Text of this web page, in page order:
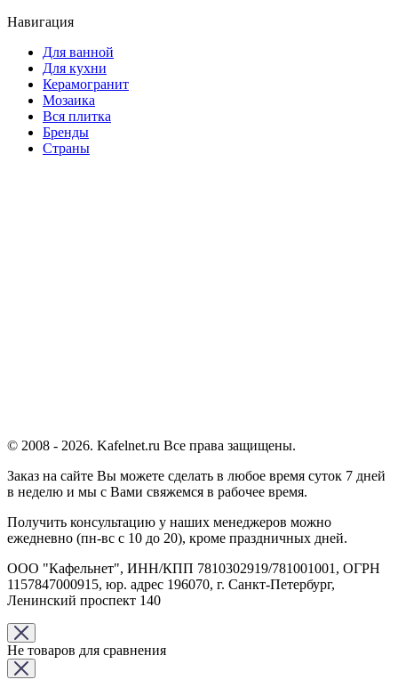
Навигация
Для ванной
Для кухни
Керамогранит
Мозаика
Вся плитка
Бренды
Страны
© 2008 - 2026. Kafelnet.ru Все права защищены.
Заказ на сайте Вы можете сделать в любое время суток 7 дней
в неделю и мы с Вами свяжемся в рабочее время.
Получить консультацию у наших менеджеров можно
ежедневно (пн-вс с 10 до 20), кроме праздничных дней.
ООО "Кафельнет", ИНН/КПП 7810302919/781001001, ОГРН
1157847000915, юр. адрес 196070, г. Санкт-Петербург,
Ленинский проспект 140
Не товаров для сравнения